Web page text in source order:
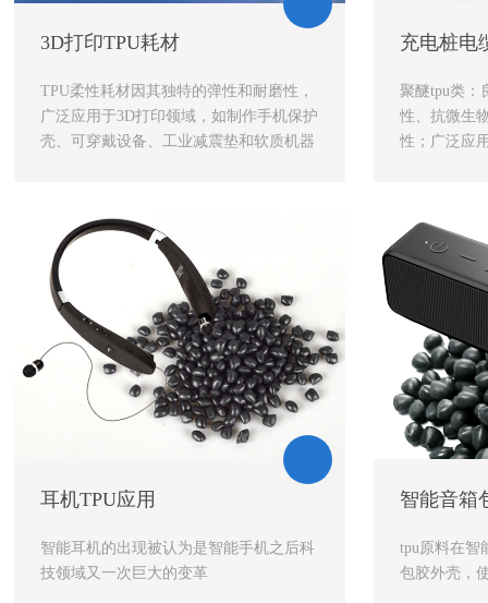
3D打印TPU耗材
TPU柔性耗材因其独特的弹性和耐磨性，
广泛应用于3D打印领域，如制作手机保护
壳、可穿戴设备、工业减震垫和软质机器
痛点，具...
充电桩电
聚醚tpu类：
性、抗微生
性；广泛应
耳机TPU应用
智能耳机的出现被认为是智能手机之后科
技领域又一次巨大的变革
智能音箱
tpu原料在智
包胶外壳，